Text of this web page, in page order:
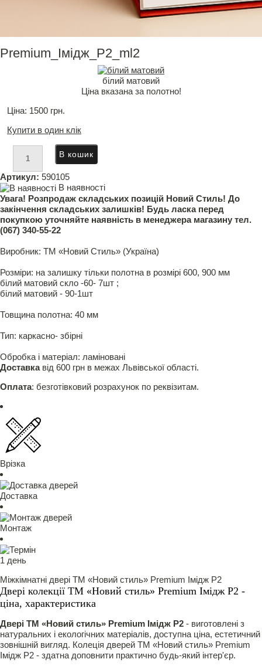
Рremium_Імідж_Р2_ml2
білий матовий
Ціна вказана за полотно!
Ціна: 1500 грн.
Купити в один клік
Артикул: 590105
В наявності
Увага! Розпродаж складських позицій Новий Стиль! До
закінчення складських залишків! Будь ласка перед
покупкою уточняйте наявність в менеджера магазину тел.
(067) 340-55-22
Виробник: ТМ «Новий Стиль» (Україна)
Розміри: на залишку тільки полотна в розмірі 600, 900 мм
білий матовий скло -60- 7шт ;
білий матовий - 90-1шт
Товщина полотна: 40 мм
Тип: каркасно- збірні
Обробка і матеріал: ламіновані
Доставкавід 600 грн в межах Львівської області.
Оплата: безготівковий розрахунок по реквізитам.
Врізка
Доставка
Монтаж
1 день
Міжкімнатні двері ТМ «Новий стиль» Рremium Імідж Р2
Двері колекції ТМ «Новий стиль» Рremium Імідж Р2 -
ціна, характеристика
Двері ТМ «Новий стиль» Рremium Імідж Р2 - виготовлені з
натуральних і екологічних матеріалів, доступна ціна, естетичний
зовнішній вигляд. Колеція дверей ТМ «Новий стиль» Рremium
Імідж Р2 - здатна доповнити практично будь-який інтер'єр.